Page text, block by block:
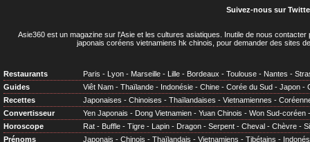
Suivez-nous sur
Asie360 est un magazine sur l'Asie et les cultures asiatiques . Inutile de nous
japonais coréens vietnamiens hk chinois, pour demander des sites
Restaurants Paris - Lyon - Marseille - Lille - Bordeaux - Toulouse - Nantes -
Guides
Viêt Nam - Thaïlande - Indonésie - Chine - Corée du Sud - Japon -
Recettes
Japonaises - Chinoises - Thaïlandaises - Vietnamiennes -
Convertisseur
Yen Japonais - Dong Vietnamien - Yuan Chinois - Won Sud-coréen
Horoscope
Rat - Buffle - Tigre - Lapin - Dragon - Serpent - Cheval - Chèvre -
Prénoms
Japonais - Chinois - Thaïlandais - Vietnamiens - Tibétains -